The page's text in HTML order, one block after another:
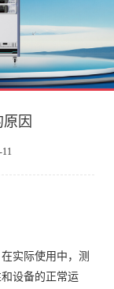
因
实际使用中，测
设备的正常运